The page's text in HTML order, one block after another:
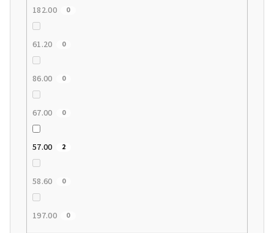
182.00 0
61.20 0
86.00 0
67.00 0
57.00 2
58.60 0
197.00 0